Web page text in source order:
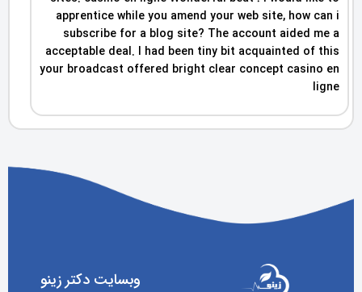
apprentice while you amend your web site, how can i
subscribe for a blog site? The account aided me a
acceptable deal. I had been tiny bit acquainted of this
your broadcast offered bright clear concept casino en
ligne
وبسایت دکتر زینو